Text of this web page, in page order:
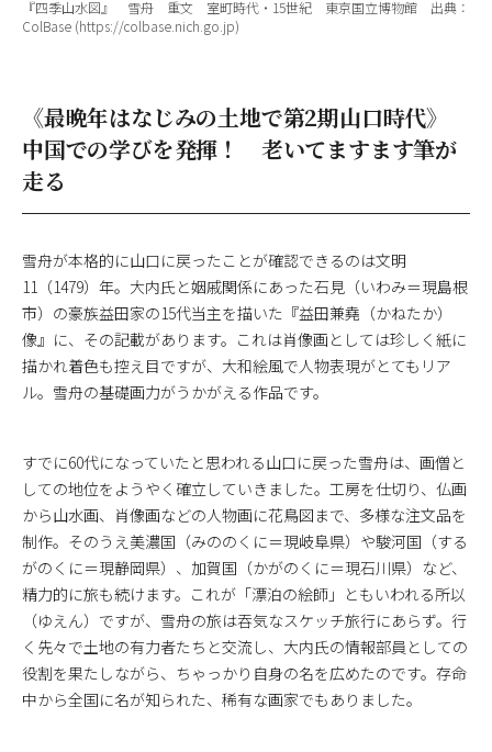
『四季山水図』 雪舟 重文 室町時代・15世紀 東京国立博物館 出典：
ColBase (https://colbase.nich.go.jp)
《最晩年はなじみの土地で第2期山口時代》
中国での学びを発揮！ 老いてますます筆が
走る
雪舟が本格的に山口に戻ったことが確認できるのは文明
11（1479）年。大内氏と姻戚関係にあった石見（いわみ＝現島根
市）の豪族益田家の15代当主を描いた『益田兼堯（かねたか）
像』に、その記載があります。これは肖像画としては珍しく紙に
描かれ着色も控え目ですが、大和絵風で人物表現がとてもリア
ル。雪舟の基礎画力がうかがえる作品です。
すでに60代になっていたと思われる山口に戻った雪舟は、画僧と
しての地位をようやく確立していきました。工房を仕切り、仏画
から山水画、肖像画などの人物画に花鳥図まで、多様な注文品を
制作。そのうえ美濃国（みののくに＝現岐阜県）や駿河国（する
がのくに＝現静岡県）、加賀国（かがのくに＝現石川県）など、
精力的に旅も続けます。これが「漂泊の絵師」ともいわれる所以
（ゆえん）ですが、雪舟の旅は吞気なスケッチ旅行にあらず。行
く先々で土地の有力者たちと交流し、大内氏の情報部員としての
役割を果たしながら、ちゃっかり自身の名を広めたのです。存命
中から全国に名が知られた、稀有な画家でもありました。